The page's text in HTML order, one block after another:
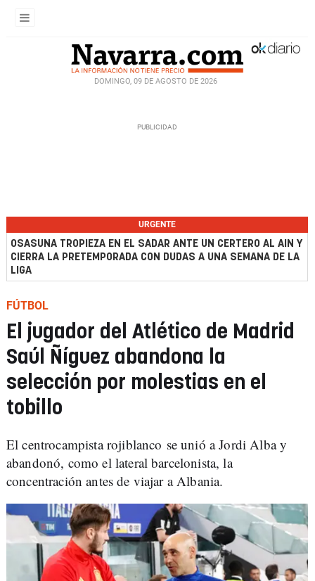
DOMINGO, 09 DE AGOSTO DE 2026
URGENTE
OSASUNA TROPIEZA EN EL SADAR ANTE UN CERTERO AL AIN Y
CIERRA LA PRETEMPORADA CON DUDAS A UNA SEMANA DE LA
LIGA
FÚTBOL
El jugador del Atlético de Madrid
Saúl Ñíguez abandona la
selección por molestias en el
tobillo
El centrocampista rojiblanco se unió a Jordi Alba y
abandonó, como el lateral barcelonista, la
concentración antes de viajar a Albania.